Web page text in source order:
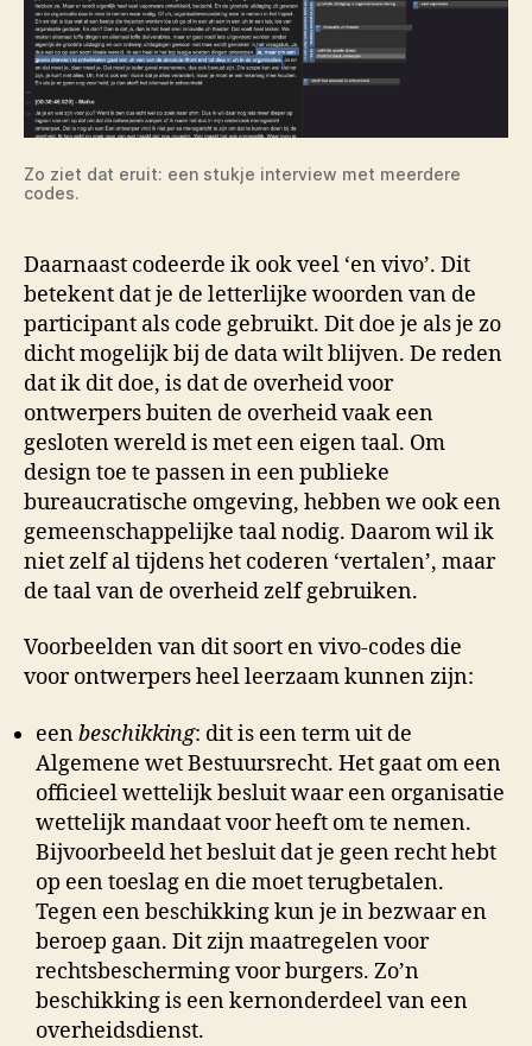
Zo ziet dat eruit: een stukje interview met meerdere
codes.
Daarnaast codeerde ik ook veel ‘en vivo’. Dit
betekent dat je de letterlijke woorden van de
participant als code gebruikt. Dit doe je als je zo
dicht mogelijk bij de data wilt blijven. De reden
dat ik dit doe, is dat de overheid voor
ontwerpers buiten de overheid vaak een
gesloten wereld is met een eigen taal. Om
design toe te passen in een publieke
bureaucratische omgeving, hebben we ook een
gemeenschappelijke taal nodig. Daarom wil ik
niet zelf al tijdens het coderen ‘vertalen’, maar
de taal van de overheid zelf gebruiken.
Voorbeelden van dit soort en vivo-codes die
voor ontwerpers heel leerzaam kunnen zijn:
eenbeschikking: dit is een term uit de
Algemene wet Bestuursrecht. Het gaat om een
officieel wettelijk besluit waar een organisatie
wettelijk mandaat voor heeft om te nemen.
Bijvoorbeeld het besluit dat je geen recht hebt
op een toeslag en die moet terugbetalen.
Tegen een beschikking kun je in bezwaar en
beroep gaan. Dit zijn maatregelen voor
rechtsbescherming voor burgers. Zo’n
beschikking is een kernonderdeel van een
overheidsdienst.